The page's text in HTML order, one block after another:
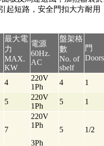
起短路，安全門扣大方耐用
最大電
力
MAX.
KW
電源
60Hz.
AC
盤架格
數
No. of
sbelf
門
Doors
4
220V
1Ph
4
1
5
220V
1Ph
5 1
7
220V
1Ph
3Ph
5 1/2